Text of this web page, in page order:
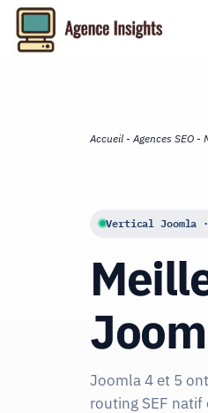
Aller
au
contenu
Accueil - Agences SEO -
Vertical Joomla
Joomla 4 et 5
routing SEF